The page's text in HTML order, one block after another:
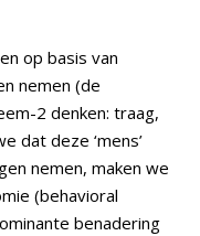
op basis van
nemen (de
2 denken: traag,
dat deze ‘mens’
nemen, maken we
(behavioral
benadering